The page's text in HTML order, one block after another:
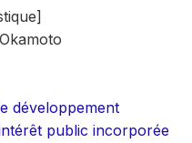
développement
public incorporée